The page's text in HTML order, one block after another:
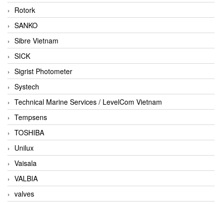
Rotork
SANKO
Sibre Vietnam
SICK
Sigrist Photometer
Systech
Technical Marine Services / LevelCom Vietnam
Tempsens
TOSHIBA
Unilux
Vaisala
VALBIA
valves